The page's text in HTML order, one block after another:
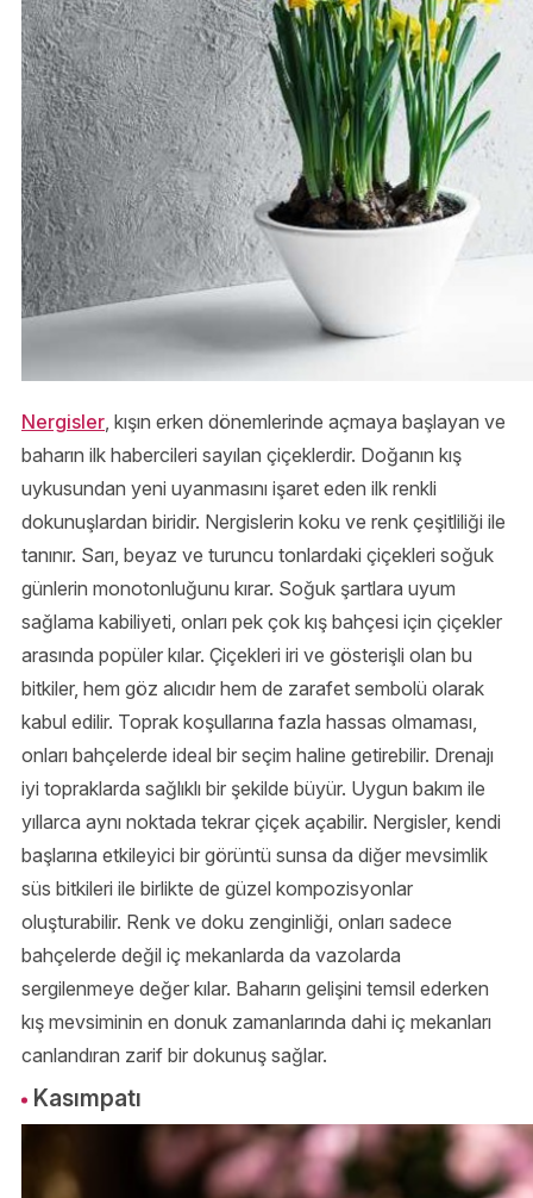
Nergisler, kışın erken dönemlerinde açmaya başlayan ve
baharın ilk habercileri sayılan çiçeklerdir. Doğanın kış
uykusundan yeni uyanmasını işaret eden ilk renkli
dokunuşlardan biridir. Nergislerin koku ve renk çeşitliliği ile
tanınır. Sarı, beyaz ve turuncu tonlardaki çiçekleri soğuk
günlerin monotonluğunu kırar. Soğuk şartlara uyum
sağlama kabiliyeti, onları pek çok kış bahçesi için çiçekler
arasında popüler kılar. Çiçekleri iri ve gösterişli olan bu
bitkiler, hem göz alıcıdır hem de zarafet sembolü olarak
kabul edilir. Toprak koşullarına fazla hassas olmaması,
onları bahçelerde ideal bir seçim haline getirebilir. Drenajı
iyi topraklarda sağlıklı bir şekilde büyür. Uygun bakım ile
yıllarca aynı noktada tekrar çiçek açabilir. Nergisler, kendi
başlarına etkileyici bir görüntü sunsa da diğer mevsimlik
süs bitkileri ile birlikte de güzel kompozisyonlar
oluşturabilir. Renk ve doku zenginliği, onları sadece
bahçelerde değil iç mekanlarda da vazolarda
sergilenmeye değer kılar. Baharın gelişini temsil ederken
kış mevsiminin en donuk zamanlarında dahi iç mekanları
canlandıran zarif bir dokunuş sağlar.
Kasımpatı